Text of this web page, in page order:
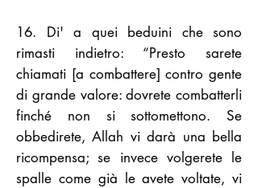
16. Di' a quei beduini che sono
rimasti indietro: “Presto sarete
chiamati [a combattere] contro gente
di grande valore: dovrete combatterli
finché non si sottomettono. Se
obbedirete, Allah vi darà una bella
ricompensa; se invece volgerete le
spalle come già le avete voltate, vi